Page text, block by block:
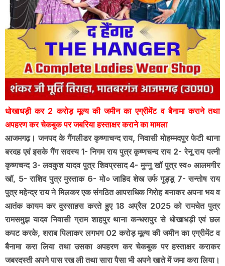
धोखाधड़ी कर 2 करोड़ मूल्य की जमीन का एग्रीमेंट व बैनामा कराने तथा
अपहरण कर चेकबुक पर जबरिया हस्ताक्षर कराने का मामला
आजमगढ़। जनपद के गैंगलीडर कृष्णाचन्द राय, निवासी मोहम्मदपुर फेटी थाना
बरदह एवं इसके गैंग सदस्य 1- निगम राय पुत्र कृष्णचन्द राय 2- रेनू राय पत्नी
कृष्णचन्द 3- लवकुश यादव पुत्र शिवप्रसाद 4- मुन्नु खॉ पुत्र स्व० आलमगीर
खॉ, 5- राशिद पुत्र मुस्ताक 6- मो० जाहिद शेख उर्फ गुड्डू 7- सन्तोष राय
पुत्र महेन्द्र राय ने मिलकर एक संगठित आपराधिक गिरोह बनाकर अपना भय व
आतंक कायम कर दुस्साहस करते हुए 18 अप्रैल 2025 को रामचेत पुत्र
रामसमुझ यादव निवासी ग्राम शाहपुर थाना कन्धरापुर से धोखाधड़ी एवं छल
कपट करके, शराब पिलाकर लगभग 02 करोड़ मूल्य की जमीन का एग्रीमेंट व
बैनामा करा लिया तथा उसका अपहरण कर चेकबुक पर हस्ताक्षर कराकर
जबरदस्ती अपने पास रख ली तथा सारा पैसा भी अपने खाते में जमा करा लिया।